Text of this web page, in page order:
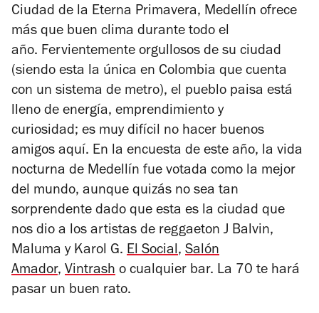
Ciudad de la Eterna Primavera, Medellín ofrece
más que buen clima durante todo el
año. Fervientemente orgullosos de su ciudad
(siendo esta la única en Colombia que cuenta
con un sistema de metro), el pueblo paisa está
lleno de energía, emprendimiento y
curiosidad; es muy difícil no hacer buenos
amigos aquí. En la encuesta de este año, la vida
nocturna de Medellín fue votada como la mejor
del mundo, aunque quizás no sea tan
sorprendente dado que esta es la ciudad que
nos dio a los artistas de reggaeton J Balvin,
Maluma y Karol G. El Social, Salón
Amador, Vintrash o cualquier bar. La 70 te hará
pasar un buen rato.